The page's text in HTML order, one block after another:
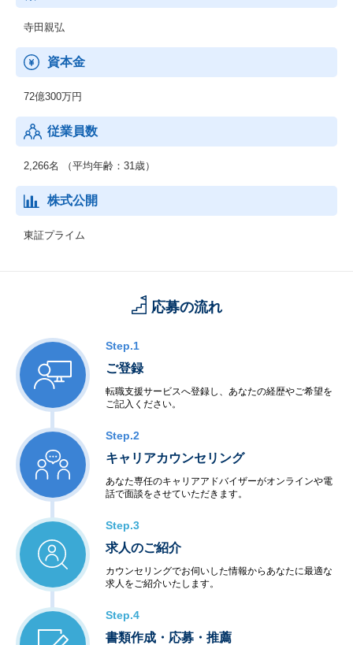
【Bill One】
紙の請求書、PDFの請求書などあらゆる請求書がデータ化され、
2020年5月からリリースし、売上の20％を占めるまで成長！新規機
能も追加され、「バージョン４」の段階、24年後半にも新規追加
【Contract One】
契約を電子上で締結、正確にデータ化し電子で管理ができるサー
ビス。
個人向け名刺管理、キャリアプロフィールアプリ。名刺管理だけ
ではなくキャリア情報に出会え、企業からスカウトが届きます。
寺田親弘
資本金
72億300万円
従業員数
2,266名 （平均年齢：31歳）
株式公開
東証プライム
応募の流れ
Step.1
ご登録
転職支援サービスへ登録し、あなたの経歴やご希望を
ご記入ください。
Step.2
キャリアカウンセリング
あなた専任のキャリアアドバイザーがオンラインや電
話で面談をさせていただきます。
Step.3
求人のご紹介
カウンセリングでお伺いした情報からあなたに最適な
求人をご紹介いたします。
Step.4
書類作成・応募・推薦